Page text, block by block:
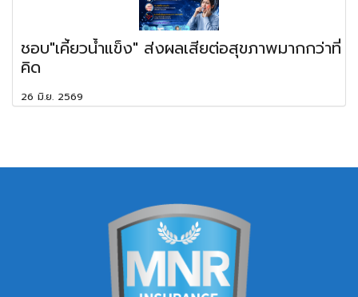
ชอบ"เคี้ยวน้ำแข็ง" ส่งผลเสียต่อสุขภาพมากกว่าที่
คิด
26 มิ.ย. 2569